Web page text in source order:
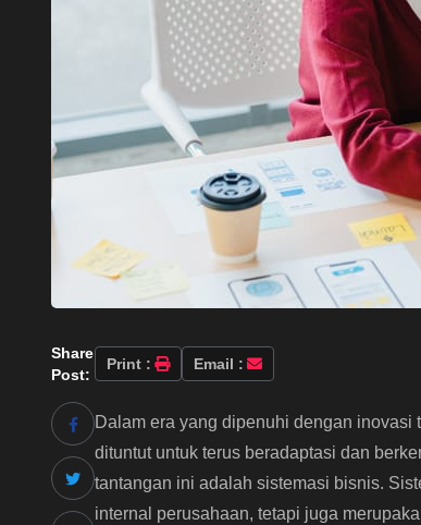
Share
Post:
Print : Email :
Dalam era yang dipenuhi dengan
dituntut untuk terus beradaptasi dan
tantangan ini adalah sistemasi bisnis.
internal perusahaan, tetapi juga